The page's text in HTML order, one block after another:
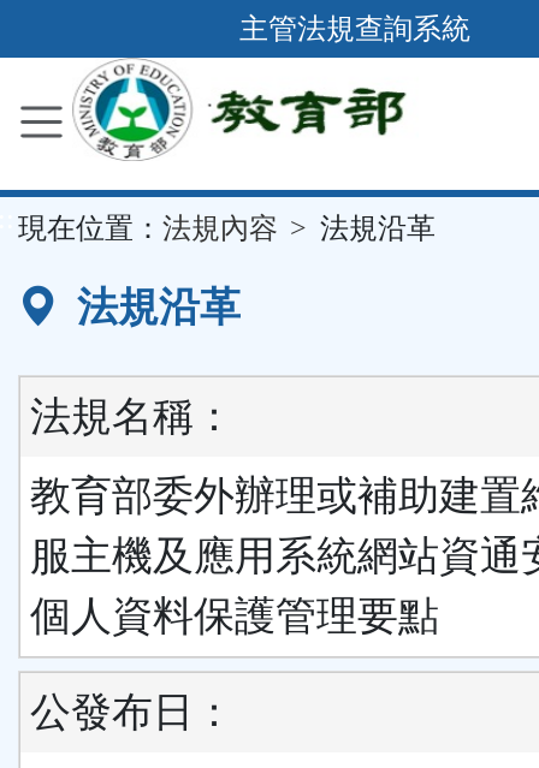
到
要
容
區
主管法規查詢系統
現在位置： 法規內容 法規沿革
法規沿革
法規名稱：
教育部委外辦理或補助建置
服主機及應用系統網站資通
個人資料保護管理要點
公發布日：